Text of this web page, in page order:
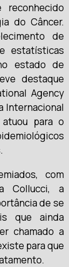
do Câncer.
de
estatísticas
estado de
destaque
Agency
Internacional
para o
com
Collucci, a
de se
que ainda
chamado a
para que